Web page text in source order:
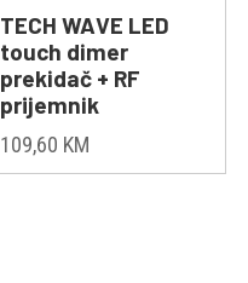
TECH WAVE LED
touch dimer
prekidač + RF
prijemnik
109,60 KM